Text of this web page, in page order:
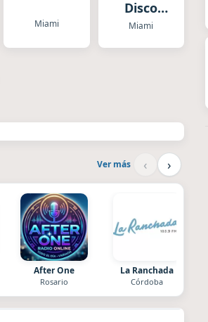
Miami
Disco
Paradise
Miami
Ver más ‹ ›
After One
Rosario
La Ranchada
Córdoba